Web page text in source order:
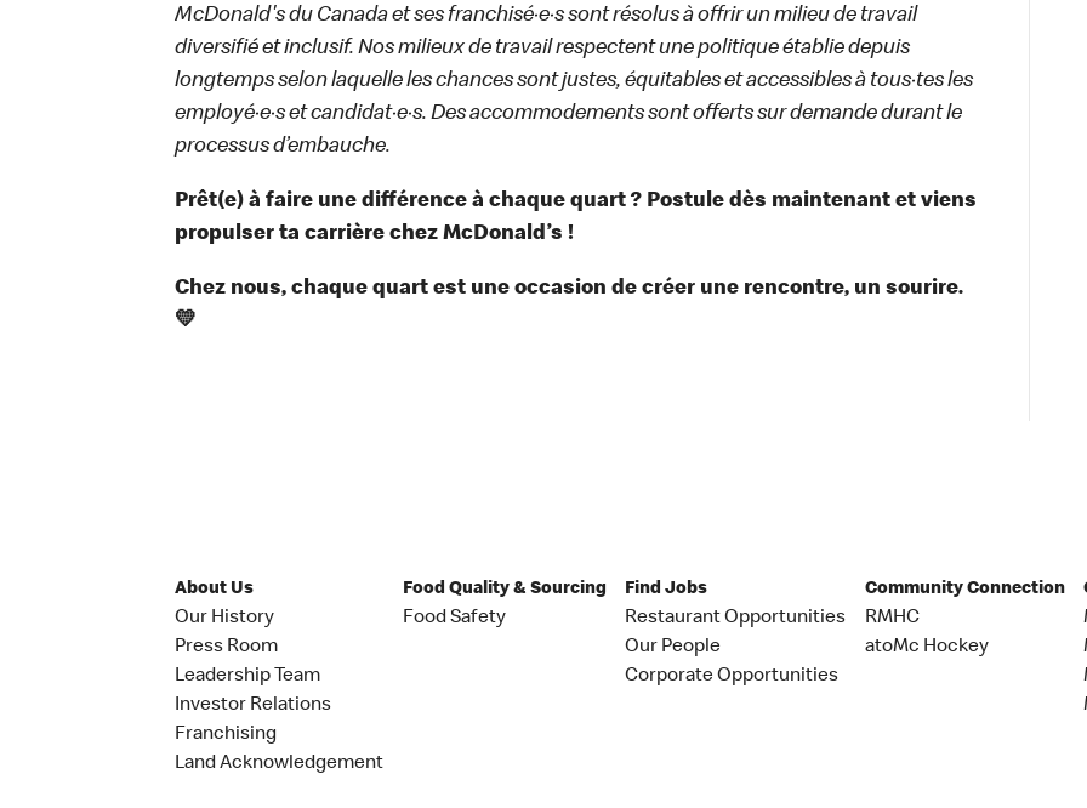
McDonald's du Canada et ses franchisé·e·s sont résolus à offrir un milieu de travail
diversifié et inclusif. Nos milieux de travail respectent une politique établie depuis
longtemps selon laquelle les chances sont justes, équitables et accessibles à tous·tes les
employé·e·s et candidat·e·s. Des accommodements sont offerts sur demande durant le
processus d’embauche.
Prêt(e) à faire une différence à chaque quart ? Postule dès maintenant et viens
propulser ta carrière chez McDonald’s !
Chez nous, chaque quart est une occasion de créer une rencontre, un sourire.
💛
About Us
Our History
Press Room
Leadership Team
Investor Relations
Franchising
Land Acknowledgement
Food Quality & Sourcing
Food Safety
Find Jobs
Restaurant Opportunities
Our People
Corporate Opportunities
Community Connection
RMHC
atoMc Hockey